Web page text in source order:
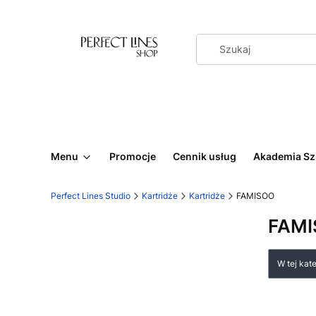
Menu Promocje Cennik usług Akademia
Perfect Lines Studio Kartridże Kartridże FAMISOO
W tej